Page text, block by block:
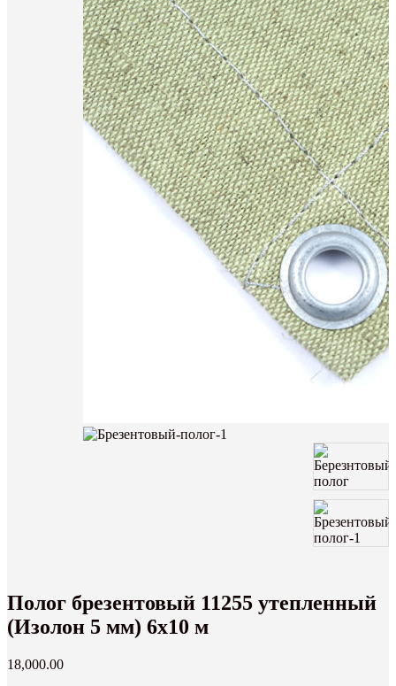
Полог брезентовый 11255 утепленный
(Изолон 5 мм) 6х10 м
18,000.00